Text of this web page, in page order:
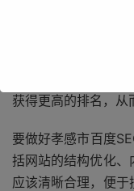
获得更高的排名，从
要做好孝感市百度
括网站的结构优化、
应该清晰合理，便